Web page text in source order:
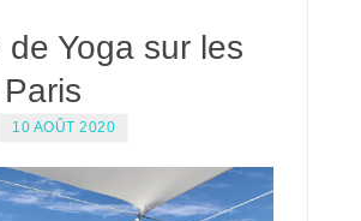
Yoga sur les
10 AOÛT 2020